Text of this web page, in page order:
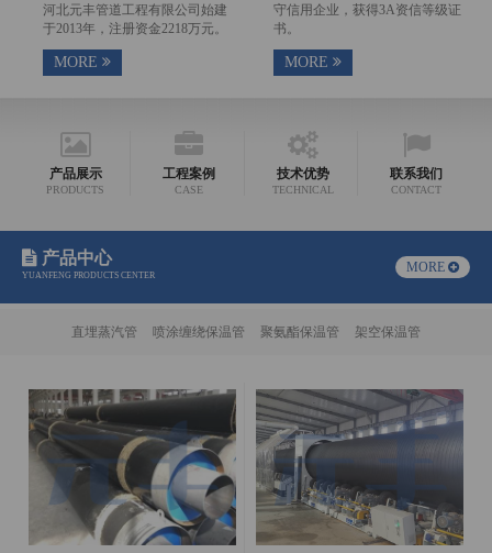
河北元丰管道工程有限公司始建
于2013年，注册资金2218万元。
MORE
守信用企业，获得3A资信等级证
书。
MORE
产品展示
PRODUCTS
工程案例
CASE
技术优势
TECHNICAL
联系我们
CONTACT
产品中心
YUANFENG PRODUCTS CENTER
MORE
直埋蒸汽管 喷涂缠绕保温管 聚氨酯保温管 架空保温管